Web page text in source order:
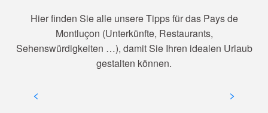
Hier finden Sie alle unsere Tipps für das Pays de
Montluçon (Unterkünfte, Restaurants,
Sehenswürdigkeiten …), damit Sie Ihren idealen Urlaub
gestalten können.